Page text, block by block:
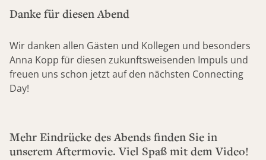
Danke für diesen Abend
Wir danken allen Gästen und Kollegen und besonders
Anna Kopp für diesen zukunftsweisenden Impuls und
freuen uns schon jetzt auf den nächsten Connecting
Day!
Mehr Eindrücke des Abends finden Sie in
unserem Aftermovie. Viel Spaß mit dem Video!